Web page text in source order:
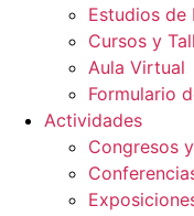
Estudios de
Cursos y
Aula Virtual
Formulario
Actividades
Congresos